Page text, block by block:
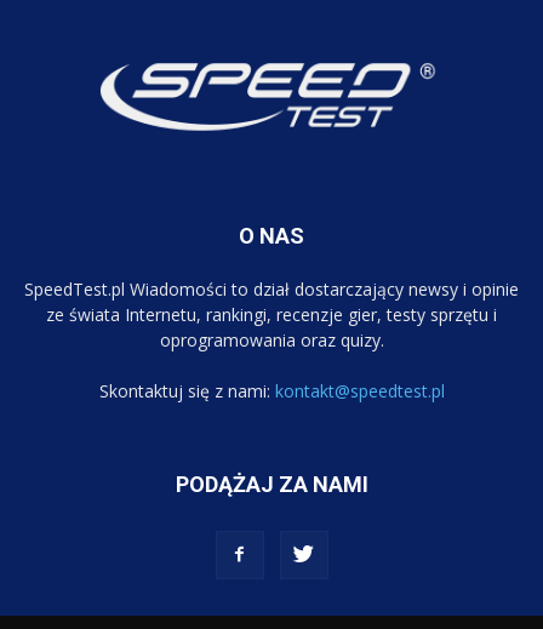
O NAS
SpeedTest.pl Wiadomości to dział dostarczający newsy i opinie
ze świata Internetu, rankingi, recenzje gier, testy sprzętu i
oprogramowania oraz quizy.
Skontaktuj się z nami: kontakt@speedtest.pl
PODĄŻAJ ZA NAMI